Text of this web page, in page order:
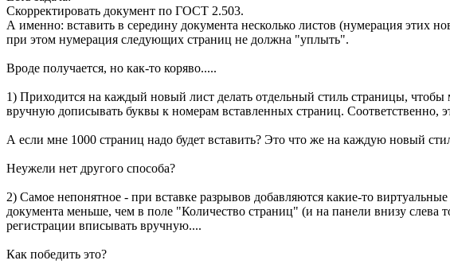
Скорректировать документ по ГОСТ 2.503.
А именно: вставить в середину документа несколько листов (нумерация
при этом нумерация следующих страниц не должна "уплыть".
Вроде получается, но как-то коряво.....
1) Приходится на каждый новый лист делать отдельный стиль страницы,
вручную дописывать буквы к номерам вставленных страниц. Соответственно,
А если мне 1000 страниц надо будет вставить? Это что же на каждую новый
Неужели нет другого способа?
2) Самое непонятное - при вставке разрывов добавляются какие-то
документа меньше, чем в поле "Количество страниц" (и на панели внизу слева
регистрации вписывать вручную....
Как победить это?